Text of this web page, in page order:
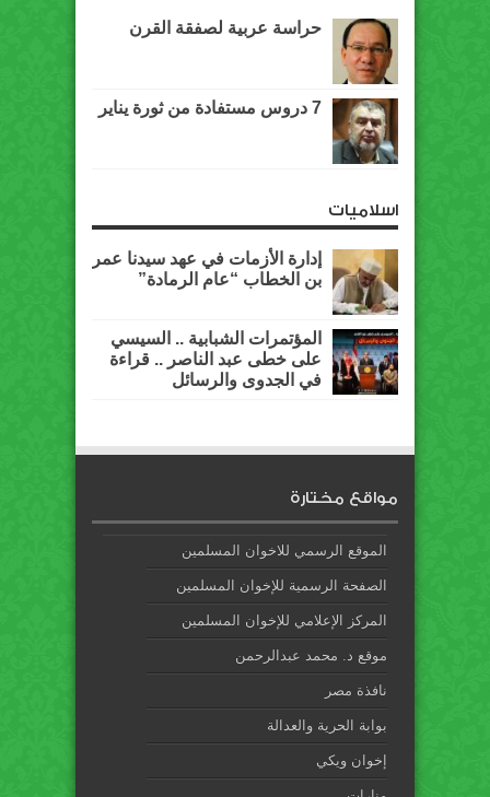
حراسة عربية لصفقة القرن
7 دروس مستفادة من ثورة يناير
اسلاميات
إدارة الأزمات في عهد سيدنا عمر
بن الخطاب “عام الرمادة”
المؤتمرات الشبابية .. السيسي
على خطى عبد الناصر .. قراءة
في الجدوى والرسائل
مواقع مختارة
الموقع الرسمي للاخوان المسلمين
الصفحة الرسمية للإخوان المسلمين
المركز الإعلامي للإخوان المسلمين
موقع د. محمد عبدالرحمن
نافذة مصر
بوابة الحرية والعدالة
إخوان ويكي